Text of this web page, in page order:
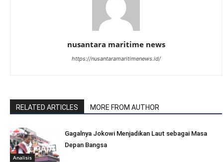
nusantara maritime news
https://nusantaramaritimenews.id/
RELATED ARTICLES MORE FROM AUTHOR
Analisis
Gagalnya Jokowi Menjadikan Laut sebagai Masa
Depan Bangsa